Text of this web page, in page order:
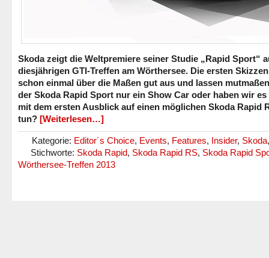
Skoda zeigt die Weltpremiere seiner Studie „Rapid Sport“
diesjährigen GTI-Treffen am Wörthersee. Die ersten
schon einmal über die Maßen gut aus und lassen
der Skoda Rapid Sport nur ein Show Car oder haben wir es
mit dem ersten Ausblick auf einen möglichen Skoda Rapid
tun? [Weiterlesen…]
Kategorie: Editor´s Choice, Events, Features, Insider, Skoda
Stichworte: Skoda Rapid, Skoda Rapid RS, Skoda Rapid
Wörthersee-Treffen 2013